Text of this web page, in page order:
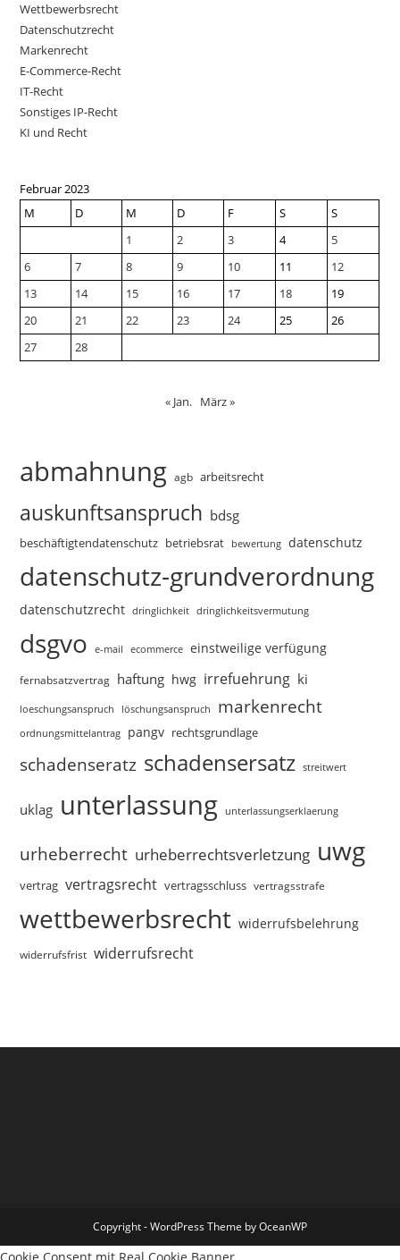
Wettbewerbsrecht
Datenschutzrecht
Markenrecht
E-Commerce-Recht
IT-Recht
Sonstiges IP-Recht
KI und Recht
Februar 2023
M
D M D F S
S
1
2 3 4
5
6
7 8 9 10 11
12
13
14 15 16 17 18
19
20
21 22 23 24 25
26
27
28
« Jan. März »
abmahnung agb arbeitsrecht
auskunftsanspruch bdsg
beschäftigtendatenschutz betriebsrat bewertung datenschutz
datenschutz-grundverordnung
datenschutzrecht dringlichkeit dringlichkeitsvermutung
dsgvo e-mail ecommerce einstweilige verfügung
fernabsatzvertrag haftung hwg irrefuehrung ki
loeschungsanspruch löschungsanspruch markenrecht
ordnungsmittelantrag pangv rechtsgrundlage
schadenseratz schadensersatz streitwert
uklag unterlassung unterlassungserklaerung
urheberrecht urheberrechtsverletzung uwg
vertrag vertragsrecht vertragsschluss vertragsstrafe
wettbewerbsrecht widerrufsbelehrung
widerrufsfrist widerrufsrecht
Copyright - WordPress Theme by OceanWP